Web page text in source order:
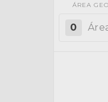
ÁREA
0